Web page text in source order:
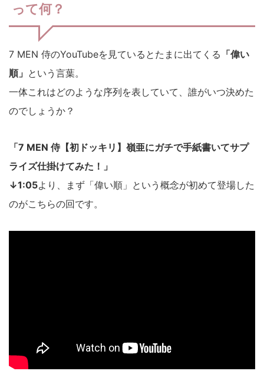
って何？
7 MEN 侍のYouTubeを見ているとたまに出てくる 「偉い
順」 という言葉。
一体これはどのような序列を表していて、誰がいつ決めた
のでしょうか？
「7 MEN 侍【初ドッキリ】嶺亜にガチで手紙書いてサプ
ライズ仕掛けてみた！」
↓1:05より、まず「偉い順」という概念が初めて登場した
のがこちらの回です。